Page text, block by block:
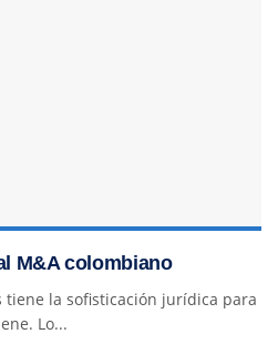
M&A colombiano
tiene la sofisticación jurídica para
Lo...